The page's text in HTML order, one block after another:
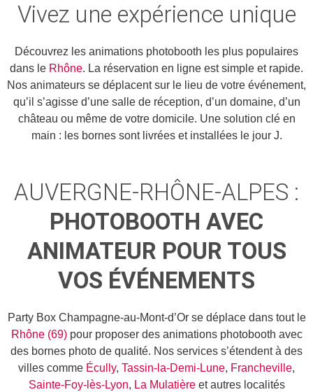
Vivez une expérience unique
Découvrez les animations photobooth les plus populaires
dans le Rhône. La réservation en ligne est simple et rapide.
Nos animateurs se déplacent sur le lieu de votre événement,
qu’il s’agisse d’une salle de réception, d’un domaine, d’un
château ou même de votre domicile. Une solution clé en
main : les bornes sont livrées et installées le jour J.
AUVERGNE-RHÔNE-ALPES :
PHOTOBOOTH AVEC
ANIMATEUR POUR TOUS
VOS ÉVÉNEMENTS
Party Box Champagne-au-Mont-d’Or se déplace dans tout le
Rhône (69)pour proposer des animations photobooth avec
des bornes photo de qualité. Nos services s’étendent à des
villes comme Écully, Tassin-la-Demi-Lune, Francheville,
Sainte-Foy-lès-Lyon, La Mulatièreet autres localités